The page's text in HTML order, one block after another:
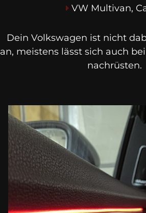
VW Multivan,
Dein Volkswagen ist nicht
an, meistens lässt sich auch
nachrüsten.